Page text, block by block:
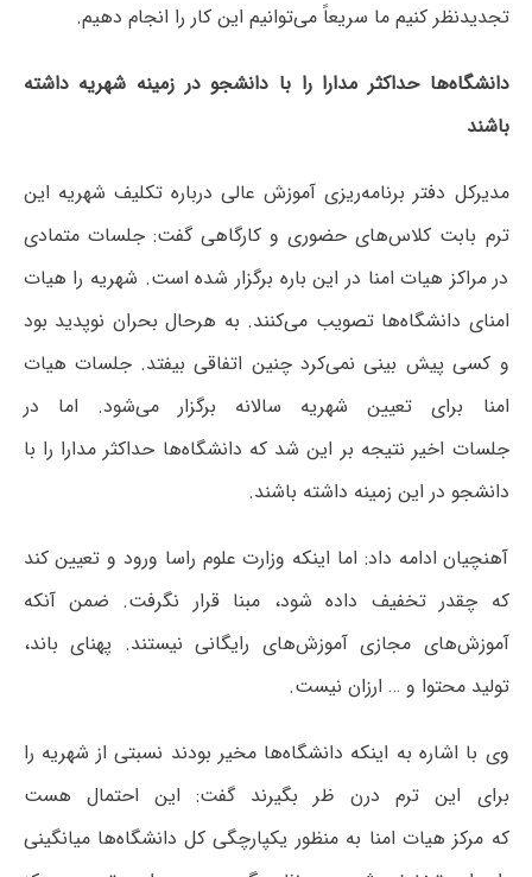
تجدیدنظر کنیم ما سریعاً می‌توانیم این کار را انجام دهیم.
دانشگاه‌ها حداکثر مدارا را با دانشجو در زمینه شهریه داشته
باشند
مدیرکل دفتر برنامه‌ریزی آموزش عالی درباره تکلیف شهریه این
ترم بابت کلاس‌های حضوری و کارگاهی گفت: جلسات متمادی
در مراکز هیات امنا در این باره برگزار شده است. شهریه را هیات
امنای دانشگاه‌ها تصویب می‌کنند. به هرحال بحران نوپدید بود
و کسی پیش بینی نمی‌کرد چنین اتفاقی بیفتد. جلسات هیات
امنا برای تعیین شهریه سالانه برگزار می‌شود. اما در
جلسات اخیر نتیجه بر این شد که دانشگاه‌ها حداکثر مدارا را با
دانشجو در این زمینه داشته باشند.
آهنچیان ادامه داد: اما اینکه وزارت علوم راسا ورود و تعیین کند
که چقدر تخفیف داده شود، مبنا قرار نگرفت. ضمن آنکه
آموزش‌های مجازی آموزش‌های رایگانی نیستند. پهنای باند،
تولید محتوا و … ارزان نیست.
وی با اشاره به اینکه دانشگاه‌ها مخیر بودند نسبتی از شهریه را
برای این ترم درن ظر بگیرند گفت: این احتمال هست
که مرکز هیات امنا به منظور یکپارچگی کل دانشگاه‌ها میانگینی